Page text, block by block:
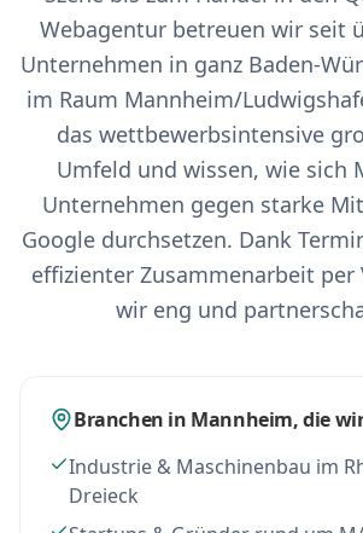
Webagentur betreuen wir seit
Unternehmen in ganz Baden-
im Raum Mannheim/
das wettbewerbsintensive
Umfeld und wissen, wie sich
Unternehmen gegen starke
Google durchsetzen. Dank
effizienter Zusammenarbeit per
wir eng und
Branchen in Mannheim, die
Industrie & Maschinenbau im
Dreieck